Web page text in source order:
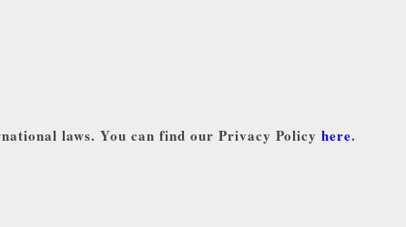
laws. You can find our Privacy Policy here.